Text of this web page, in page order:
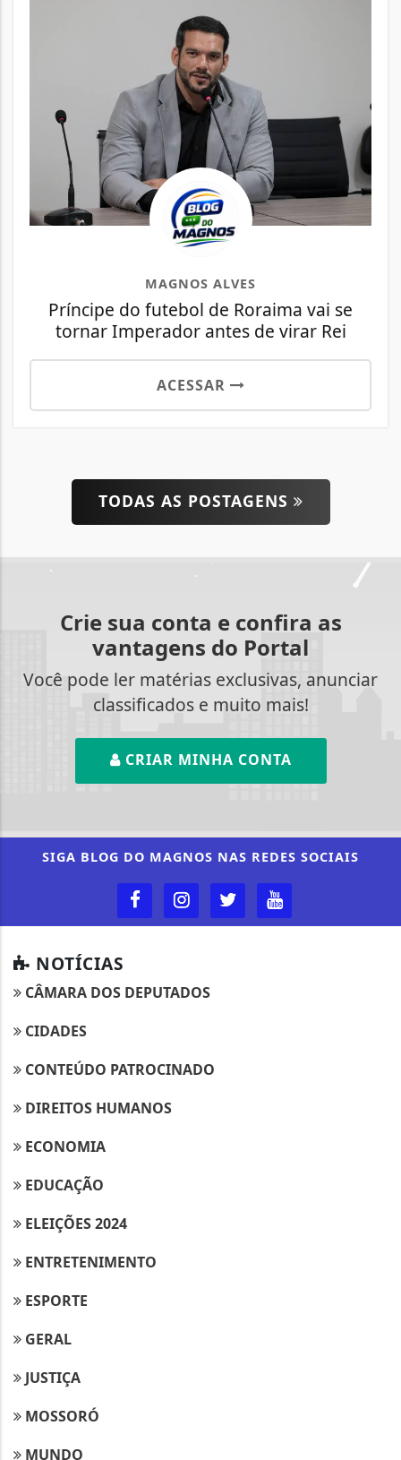
MAGNOS ALVES
Príncipe do futebol de Roraima vai se
tornar Imperador antes de virar Rei
ACESSAR
TODAS AS POSTAGENS
Crie sua conta e confira as
vantagens do Portal
Você pode ler matérias exclusivas, anunciar
classificados e muito mais!
CRIAR MINHA CONTA
SIGA BLOG DO MAGNOS NAS REDES SOCIAIS
NOTÍCIAS
CÂMARA DOS DEPUTADOS
CIDADES
CONTEÚDO PATROCINADO
DIREITOS HUMANOS
ECONOMIA
EDUCAÇÃO
ELEIÇÕES 2024
ENTRETENIMENTO
ESPORTE
GERAL
JUSTIÇA
MOSSORÓ
MUNDO